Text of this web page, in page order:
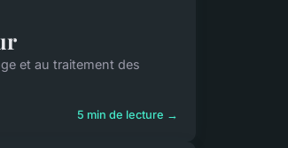
et au traitement des
5 min de lecture →